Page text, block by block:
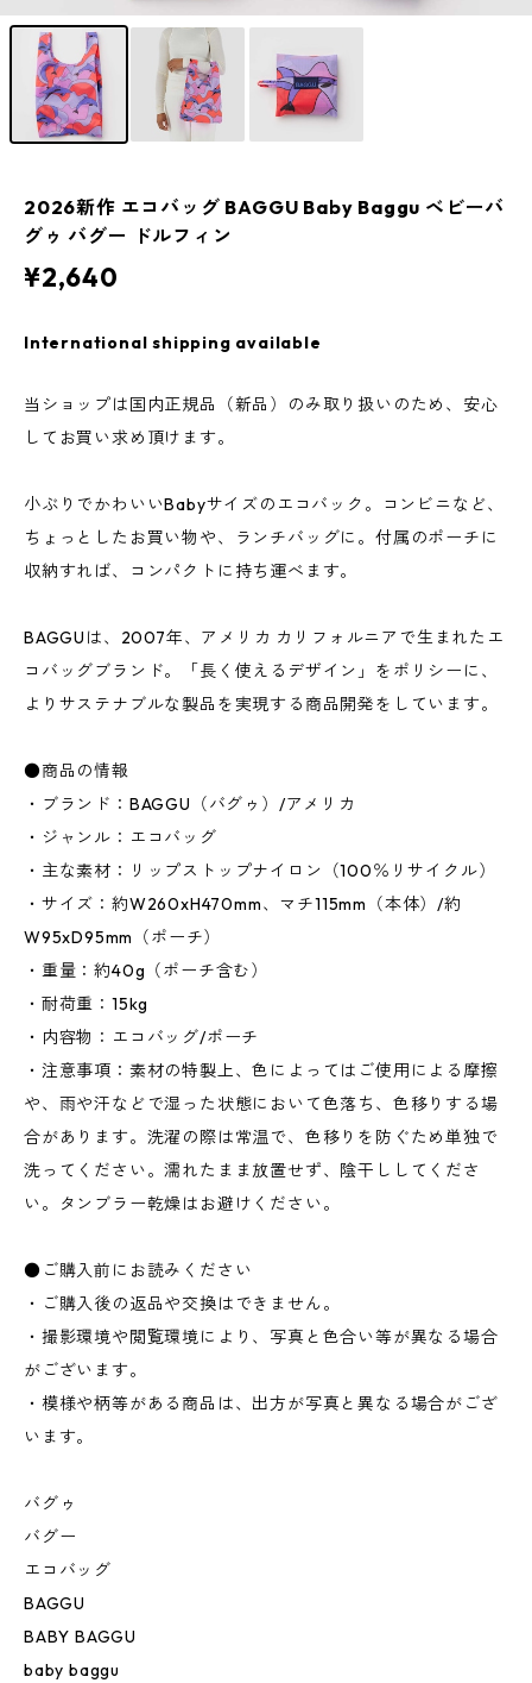
2026新作 エコバッグ BAGGU Baby Baggu ベビーバ
グゥ バグー ドルフィン
¥2,640
International shipping available
当ショップは国内正規品（新品）のみ取り扱いのため、安心
してお買い求め頂けます。
小ぶりでかわいいBabyサイズのエコバック。コンビニなど、
ちょっとしたお買い物や、ランチバッグに。付属のポーチに
収納すれば、コンパクトに持ち運べます。
BAGGUは、2007年、アメリカ カリフォルニアで生まれたエ
コバッグブランド。「長く使えるデザイン」をポリシーに、
よりサステナブルな製品を実現する商品開発をしています。
●商品の情報
・ブランド：BAGGU（バグゥ）/アメリカ
・ジャンル：エコバッグ
・主な素材：リップストップナイロン（100％リサイクル）
・サイズ：約W260xH470mm、マチ115mm（本体）/約
W95xD95mm（ポーチ）
・重量：約40g（ポーチ含む）
・耐荷重：15kg
・内容物：エコバッグ/ポーチ
・注意事項：素材の特製上、色によってはご使用による摩擦
や、雨や汗などで湿った状態において色落ち、色移りする場
合があります。洗濯の際は常温で、色移りを防ぐため単独で
洗ってください。濡れたまま放置せず、陰干ししてくださ
い。タンブラー乾燥はお避けください。
●ご購入前にお読みください
・ご購入後の返品や交換はできません。
・撮影環境や閲覧環境により、写真と色合い等が異なる場合
がございます。
・模様や柄等がある商品は、出方が写真と異なる場合がござ
います。
バグゥ
バグー
エコバッグ
BAGGU
BABY BAGGU
baby baggu